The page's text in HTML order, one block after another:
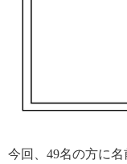
今回、49名の方に